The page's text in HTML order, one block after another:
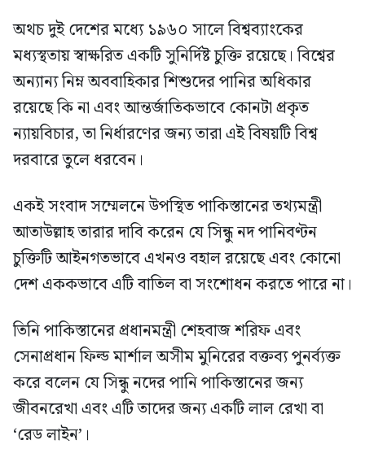
অথচ দুই দেশের মধ্যে ১৯৬০ সালে বিশ্বব্যাংকের
মধ্যস্থতায় স্বাক্ষরিত একটি সুনির্দিষ্ট চুক্তি রয়েছে। বিশ্বের
অন্যান্য নিম্ন অববাহিকার শিশুদের পানির অধিকার
রয়েছে কি না এবং আন্তর্জাতিকভাবে কোনটা প্রকৃত
ন্যায়বিচার, তা নির্ধারণের জন্য তারা এই বিষয়টি বিশ্ব
দরবারে তুলে ধরবেন।
একই সংবাদ সম্মেলনে উপস্থিত পাকিস্তানের তথ্যমন্ত্রী
আতাউল্লাহ তারার দাবি করেন যে সিন্ধু নদ পানিবণ্টন
চুক্তিটি আইনগতভাবে এখনও বহাল রয়েছে এবং কোনো
দেশ এককভাবে এটি বাতিল বা সংশোধন করতে পারে না।
তিনি পাকিস্তানের প্রধানমন্ত্রী শেহবাজ শরিফ এবং
সেনাপ্রধান ফিল্ড মার্শাল অসীম মুনিরের বক্তব্য পুনর্ব্যক্ত
করে বলেন যে সিন্ধু নদের পানি পাকিস্তানের জন্য
জীবনরেখা এবং এটি তাদের জন্য একটি লাল রেখা বা
‘রেড লাইন’।